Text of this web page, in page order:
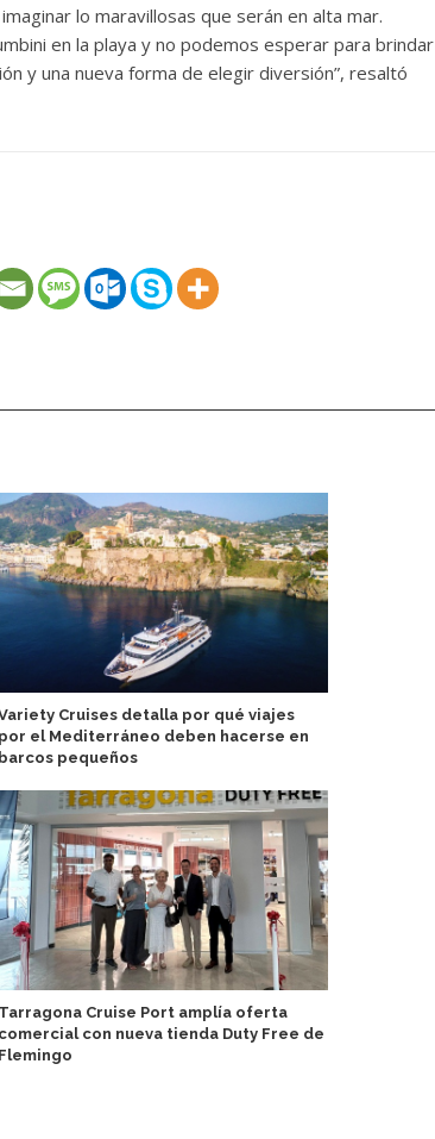
lo maravillosas que serán en alta mar.
en la playa y no podemos esperar para brindar
y una nueva forma de elegir diversión”, resaltó
Cruises detalla por qué viajes
por el Mediterráneo deben hacerse en
barcos pequeños
Tarragona Cruise Port amplía oferta
comercial con nueva tienda Duty Free de
Flemingo